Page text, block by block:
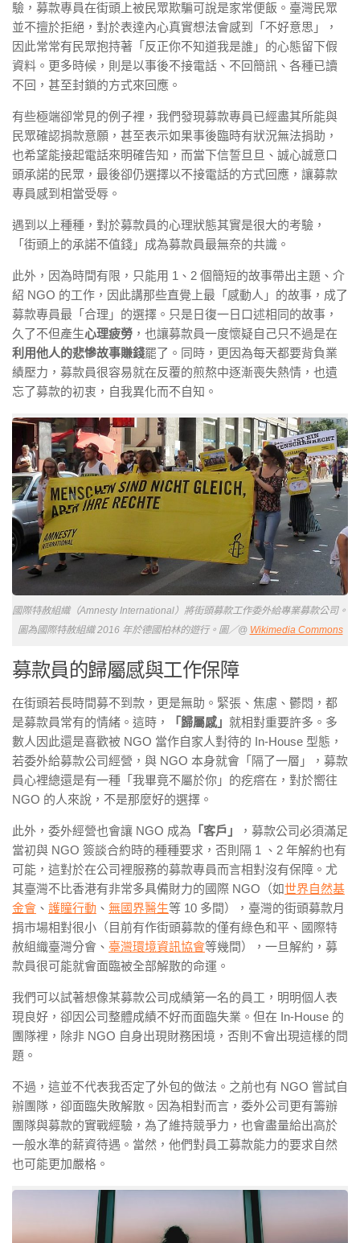
驗，募款專員在街頭上被民眾欺騙可說是家常便飯。臺灣民眾
並不擅於拒絕，對於表達內心真實想法會感到「不好意思」，
因此常常有民眾抱持著「反正你不知道我是誰」的心態留下假
資料。更多時候，則是以事後不接電話、不回簡訊、各種已讀
不回，甚至封鎖的方式來回應。
有些極端卻常見的例子裡，我們發現募款專員已經盡其所能與
民眾確認捐款意願，甚至表示如果事後臨時有狀況無法捐助，
也希望能接起電話來明確告知，而當下信誓旦旦、誠心誠意口
頭承諾的民眾，最後卻仍選擇以不接電話的方式回應，讓募款
專員感到相當受辱。
遇到以上種種，對於募款員的心理狀態其實是很大的考驗，
「街頭上的承諾不值錢」成為募款員最無奈的共識。
此外，因為時間有限，只能用 1、2 個簡短的故事帶出主題、介
紹 NGO 的工作，因此講那些直覺上最「感動人」的故事，成了
募款專員最「合理」的選擇。只是日復一日口述相同的故事，
久了不但產生心理疲勞 ，也讓募款員一度懷疑自己只不過是在
利用他人的悲慘故事賺錢罷了。同時，更因為每天都要背負業
績壓力，募款員很容易就在反覆的煎熬中逐漸喪失熱情，也遺
忘了募款的初衷，自我異化而不自知。
國際特赦組織（Amnesty International）將街頭募款工作委外給專業募款公司。
圖為國際特赦組織 2016 年於德國柏林的遊行。圖／@ Wikimedia Commons
募款員的歸屬感與工作保障
在街頭若長時間募不到款，更是無助。緊張、焦慮、鬱悶，都
是募款員常有的情緒。這時，
「歸屬感」 就相對重要許多。多
數人因此還是喜歡被 NGO 當作自家人對待的 In-House 型態，
若委外給募款公司經營，與 NGO 本身就會「隔了一層」，募款
員心裡總還是有一種「我畢竟不屬於你」的疙瘩在，對於嚮往
NGO 的人來說，不是那麼好的選擇。
此外，委外經營也會讓 NGO 成為 「客戶」
，募款公司必須滿足
當初與 NGO 簽談合約時的種種要求，否則隔 1 、2 年解約也有
可能，這對於在公司裡服務的募款專員而言相對沒有保障。尤
其臺灣不比香港有非常多具備財力的國際 NGO（如世界自然基
金會 、 護瞳行動 、 無國界醫生等 10 多間），臺灣的街頭募款月
捐市場相對很小（目前有作街頭募款的僅有綠色和平、國際特
赦組織臺灣分會、 臺灣環境資訊協會等幾間），一旦解約，募
款員很可能就會面臨被全部解散的命運。
我們可以試著想像某募款公司成績第一名的員工，明明個人表
現良好，卻因公司整體成績不好而面臨失業。但在 In-House 的
團隊裡，除非 NGO 自身出現財務困境，否則不會出現這樣的問
題。
不過，這並不代表我否定了外包的做法。之前也有 NGO 嘗試自
辦團隊，卻面臨失敗解散。因為相對而言，委外公司更有籌辦
團隊與募款的實戰經驗，為了維持競爭力，也會盡量給出高於
一般水準的薪資待遇。當然，他們對員工募款能力的要求自然
也可能更加嚴格。